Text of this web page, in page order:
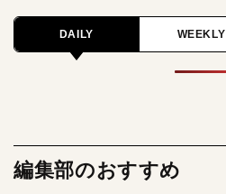
DAILY WEEKLY
編集部のおすすめ